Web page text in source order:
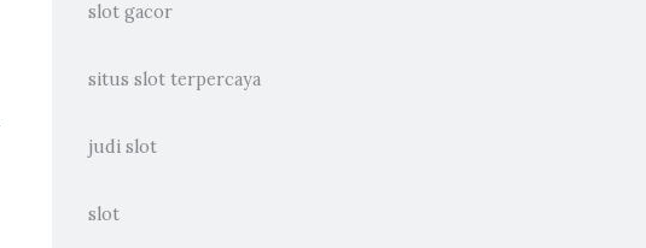
slot gacor
situs slot terpercaya
judi slot
slot